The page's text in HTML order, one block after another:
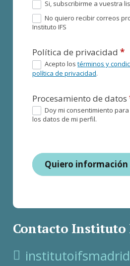
Si, subscribirme a vuestra
No quiero recibir correos
Instituto IFS
Política de privacidad*
Acepto lostérminos y
política de privacidad.
Procesamiento de datos
Doy mi consentimiento
los datos de mi perfil.
Quiero información
Contacto Instituto